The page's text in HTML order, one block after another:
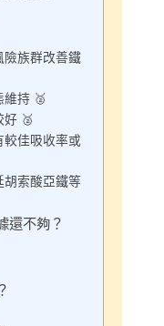
險族群改善鐵
維持 🥈
好 🥈
較佳吸收率或
胡索酸亞鐵等
還不夠？